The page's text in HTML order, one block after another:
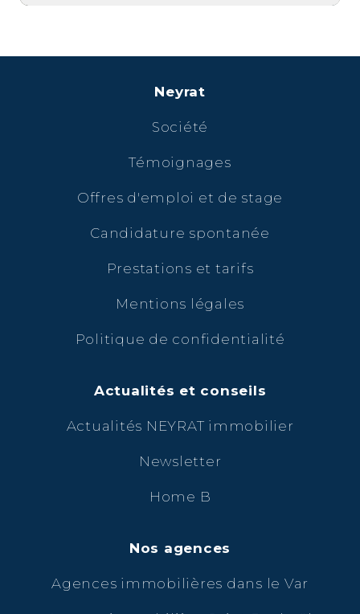
Neyrat
Société
Témoignages
Offres d'emploi et de stage
Candidature spontanée
Prestations et tarifs
Mentions légales
Politique de confidentialité
Actualités et conseils
Actualités NEYRAT immobilier
Newsletter
Home B
Nos agences
Agences immobilières dans le Var